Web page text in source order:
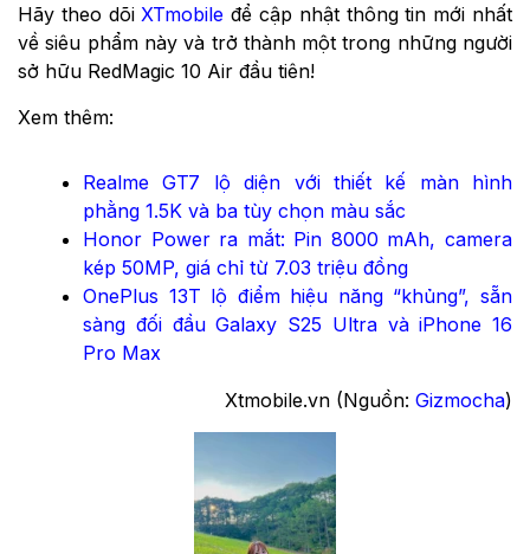
Hãy theo dõi XTmobile để cập nhật thông tin mới nhất
về siêu phẩm này và trở thành một trong những người
sở hữu RedMagic 10 Air đầu tiên!
Xem thêm:
Realme GT7 lộ diện với thiết kế màn hình
phằng 1.5K và ba tùy chọn màu sắc
Honor Power ra mắt: Pin 8000 mAh, camera
kép 50MP, giá chỉ từ 7.03 triệu đồng
OnePlus 13T lộ điểm hiệu năng “khủng”, sẵn
sàng đối đầu Galaxy S25 Ultra và iPhone 16
Pro Max
Xtmobile.vn (Nguồn: Gizmocha)